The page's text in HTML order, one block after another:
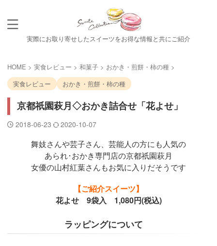
実際にお取り寄せしたスイーツをお得な情報と共にご紹介
HOME > 実食レビュー > 和菓子 > おかき・煎餅・柿の種 >
実食レビュー
おかき・煎餅・柿の種
京都祇園萩月◇おかき詰合せ「花よせ」
2018-06-23 2020-10-07
舞妓さんや芸子さん、芸能人の方にも人気の
あられ･おかき専門店の京都祇園萩月
女優の山村紅葉さんもお気に入りだそうです
【ご紹介スイーツ】
花よせ 9袋入 1,080円(税込)
ラッピングについて